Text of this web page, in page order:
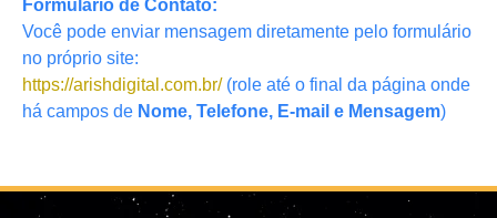
Formulário de Contato:
Você pode enviar mensagem diretamente pelo formulário
no próprio site:
https://arishdigital.com.br/(role até o final da página onde
há campos de Nome, Telefone, E-mail e Mensagem)